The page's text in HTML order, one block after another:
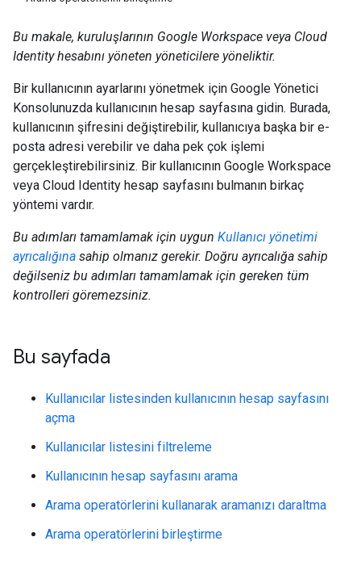
Bu makale, kuruluşlarının Google Workspace veya Cloud
Identity hesabını yöneten yöneticilere yöneliktir.
Bir kullanıcının ayarlarını yönetmek için Google Yönetici
Konsolunuzda kullanıcının hesap sayfasına gidin. Burada,
kullanıcının şifresini değiştirebilir, kullanıcıya başka bir e-
posta adresi verebilir ve daha pek çok işlemi
gerçekleştirebilirsiniz. Bir kullanıcının Google Workspace
veya Cloud Identity hesap sayfasını bulmanın birkaç
yöntemi vardır.
Bu adımları tamamlamak için uygun Kullanıcı yönetimi
ayrıcalığına sahip olmanız gerekir. Doğru ayrıcalığa sahip
değilseniz bu adımları tamamlamak için gereken tüm
kontrolleri göremezsiniz.
Bu sayfada
Kullanıcılar listesinden kullanıcının hesap sayfasını
açma
Kullanıcılar listesini filtreleme
Kullanıcının hesap sayfasını arama
Arama operatörlerini kullanarak aramanızı daraltma
Arama operatörlerini birleştirme